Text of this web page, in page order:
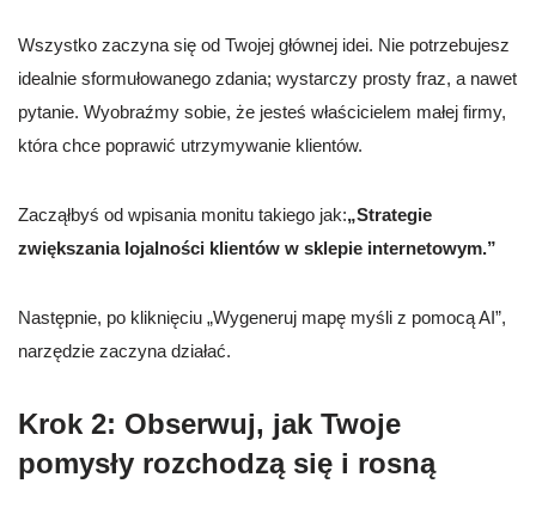
Wszystko zaczyna się od Twojej głównej idei. Nie potrzebujesz
idealnie sformułowanego zdania; wystarczy prosty fraz, a nawet
pytanie. Wyobraźmy sobie, że jesteś właścicielem małej firmy,
która chce poprawić utrzymywanie klientów.
Zacząłbyś od wpisania monitu takiego jak:„Strategie
zwiększania lojalności klientów w sklepie internetowym.”
Następnie, po kliknięciu „Wygeneruj mapę myśli z pomocą AI”,
narzędzie zaczyna działać.
Krok 2: Obserwuj, jak Twoje
pomysły rozchodzą się i rosną